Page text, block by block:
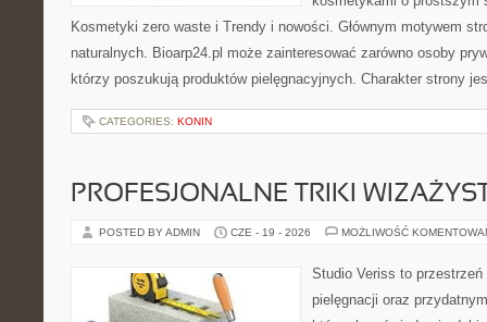
Kosmetyki zero waste i Trendy i nowości. Głównym motywem
naturalnych. Bioarp24.pl może zainteresować zarówno osoby
którzy poszukują produktów pielęgnacyjnych. Charakter strony
CATEGORIES: KONIN
PROFESJONALNE TRIKI
POSTED BY ADMIN CZE - 19 - 2026 MOŻLIWOŚĆ
Studio Veriss to
pielęgnacji oraz